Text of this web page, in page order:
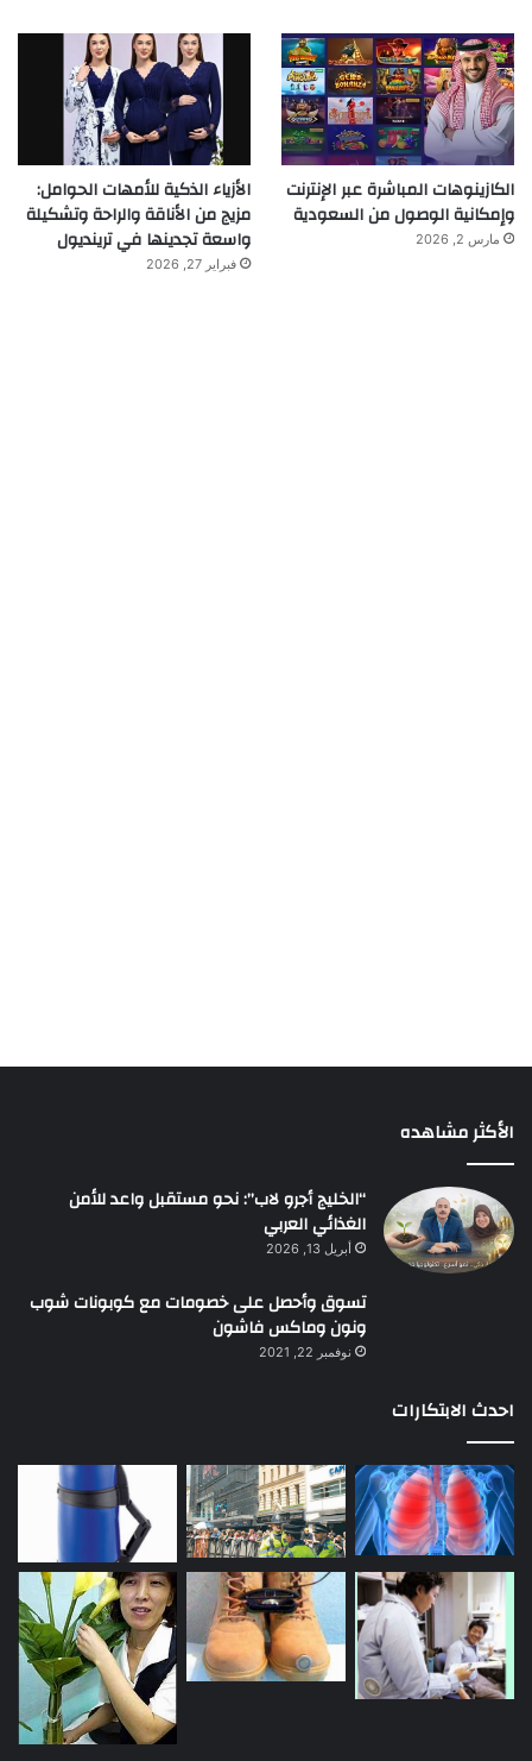
الكازينوهات المباشرة عبر الإنترنت
وإمكانية الوصول من السعودية
مارس 2, 2026
الأزياء الذكية للأمهات الحوامل:
مزيج من الأناقة والراحة وتشكيلة
واسعة تجدينها في ترينديول
فبراير 27, 2026
الأكثر مشاهده
“الخليج أجرو لاب”: نحو مستقبل واعد للأمن
الغذائي العربي
أبريل 13, 2026
تسوق وأحصل على خصومات مع كوبونات شوب
ونون وماكس فاشون
نوفمبر 22, 2021
احدث الابتكارات